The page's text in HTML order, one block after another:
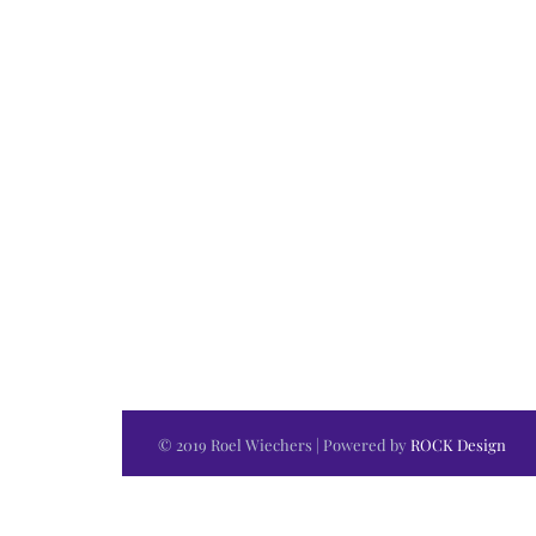
© 2019 Roel Wiechers | Powered by ROCK Design